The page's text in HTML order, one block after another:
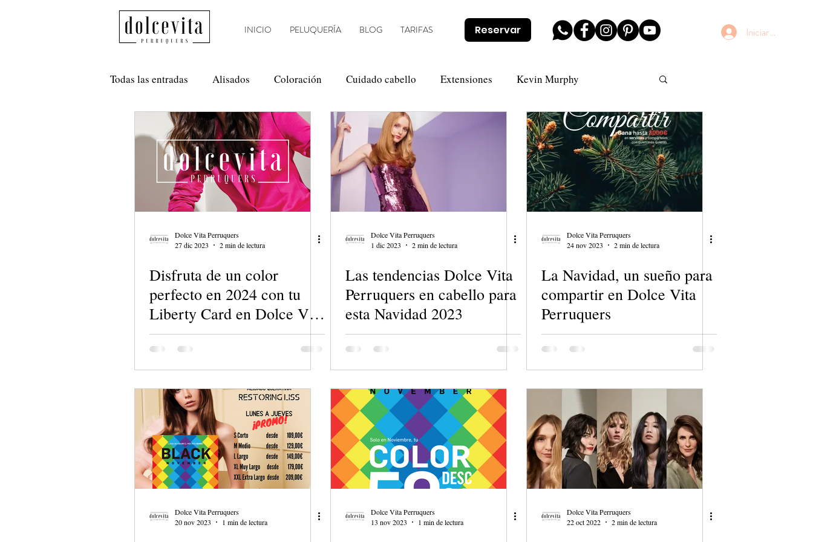
INICIO PELUQUERÍA BLOG TARIFAS Reservar Iniciar sesión
Todas las entradas Alisados Coloración Cuidado cabello Extensiones Kevin Murphy
Método Curly Nanoplastia Novias Olaplex Tendencias Promociones AntiFrizz
Anti Frizz Balayage
Dolce Vita Perruquers
27 dic 2023
2 min de lectura
Disfruta de un color
perfecto en 2024 con tu
Liberty Card en Dolce Vita
Perruquers
Dolce Vita Perruquers
1 dic 2023
2 min de lectura
Las tendencias Dolce Vita
Perruquers en cabello para
esta Navidad 2023
Dolce Vita Perruquers
24 nov 2023
2 min de lectura
La Navidad, un sueño para
compartir en Dolce Vita
Perruquers
Dolce Vita Perruquers
20 nov 2023
1 min de lectura
Dolce Vita Perruquers
13 nov 2023
1 min de lectura
Dolce Vita Perruquers
22 oct 2022
2 min de lectura